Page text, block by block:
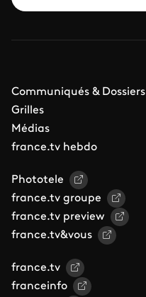
Communiqués & Dossiers
Grilles
Médias
france.tv hebdo
Phototele
france.tv groupe
france.tv preview
france.tv&vous
france.tv
franceinfo